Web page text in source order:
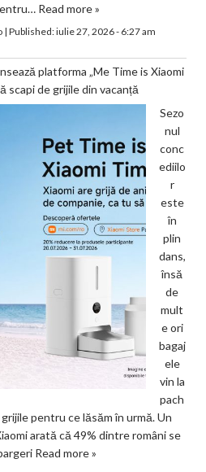
Read more »
| Published:iulie 27, 2026 - 6:27 am
platforma „Me Time is Xiaomi
scapi de grijile din vacanță
Sezo
nul
conc
ediilo
r
este
în
plin
dans,
însă
de
mult
e ori
bagaj
ele
vin la
pach
pentru ce lăsăm în urmă. Un
arată că 49% dintre români se
Read more »